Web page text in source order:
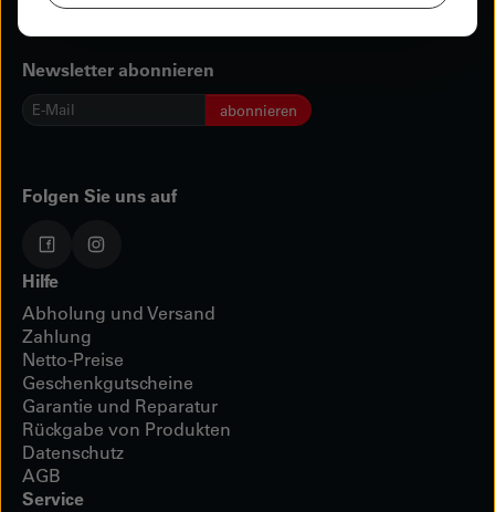
Newsletter abonnieren
E-
abonnieren
Folgen Sie uns auf
Hilfe
Abholung und Versand
Zahlung
Netto-Preise
Geschenkgutscheine
Garantie und Reparatur
Rückgabe von Produkten
Datenschutz
AGB
Service